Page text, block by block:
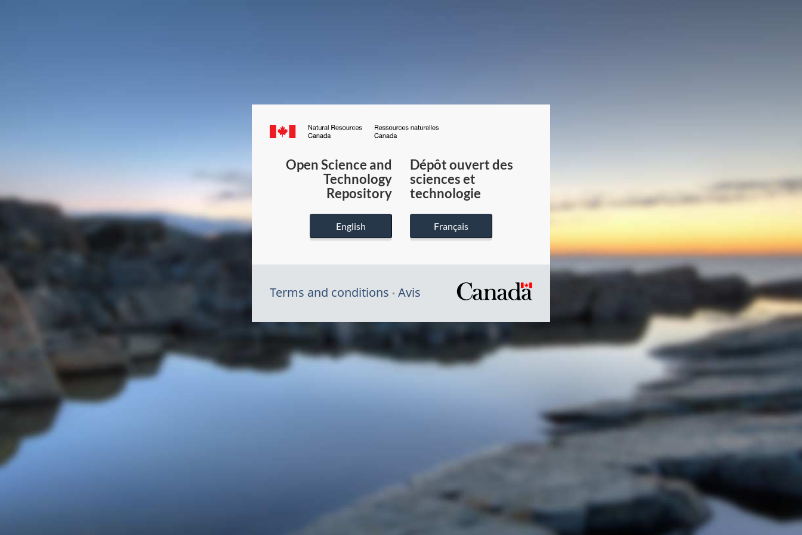
Canada.ca
du
Canada
Open Science and
Technology
Repository
English
Dépôt ouvert des
sciences et
technologie
Français
Terms and conditions Avis
/
Symbole
gouvernement